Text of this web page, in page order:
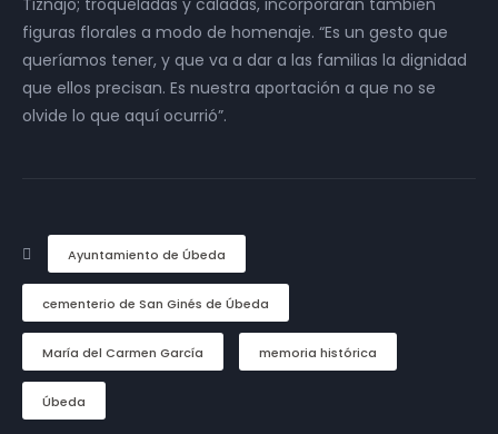
Tiznajo; troqueladas y caladas, incorporarán también
figuras florales a modo de homenaje. “Es un gesto que
queríamos tener, y que va a dar a las familias la dignidad
que ellos precisan. Es nuestra aportación a que no se
olvide lo que aquí ocurrió”.
Ayuntamiento de Úbeda
cementerio de San Ginés de Úbeda
María del Carmen García memoria histórica
Úbeda